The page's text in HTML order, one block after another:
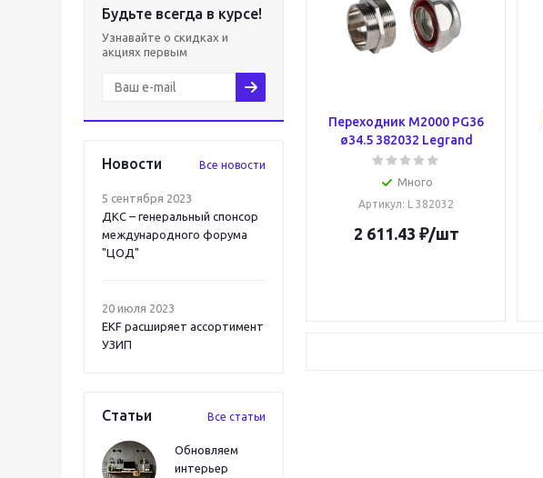
Будьте всегда в курсе!
Узнавайте о скидках и
акциях первым
Новости Все новости
5 сентября 2023
ДКС – генеральный спонсор
международного форума
"ЦОД"
20 июля 2023
EKF расширяет ассортимент
УЗИП
Статьи Все статьи
Обновляем
интерьер
Переходник M2000 PG36
ø34.5 382032 Legrand
Много
Артикул: L 382032
2 611.43 ₽/шт